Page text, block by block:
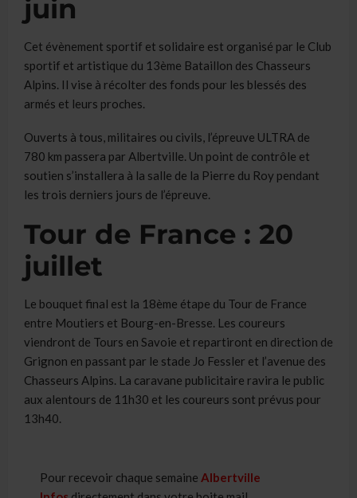
juin
Cet évènement sportif et solidaire est organisé par le Club
sportif et artistique du 13ème Bataillon des Chasseurs
Alpins. Il vise à récolter des fonds pour les blessés des
armés et leurs proches.
Ouverts à tous, militaires ou civils, l’épreuve ULTRA de
780 km passera par Albertville. Un point de contrôle et
soutien s’installera à la salle de la Pierre du Roy pendant
les trois derniers jours de l’épreuve.
Tour de France : 20
juillet
Le bouquet final est la 18ème étape du Tour de France
entre Moutiers et Bourg-en-Bresse. Les coureurs
viendront de Tours en Savoie et repartiront en direction de
Grignon en passant par le stade Jo Fessler et l’avenue des
Chasseurs Alpins. La caravane publicitaire ravira le public
aux alentours de 11h30 et les coureurs sont prévus pour
13h40.
Pour recevoir chaque semaine Albertville